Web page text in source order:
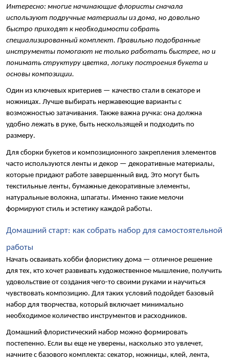
Интересно: многие начинающие флористы сначала
используют подручные материалы из дома, но довольно
быстро приходят к необходимости собрать
специализированный комплект. Правильно подобранные
инструменты помогают не только работать быстрее, но и
понимать структуру цветка, логику построения букета и
основы композиции.
Один из ключевых критериев — качество стали в секаторе и
ножницах. Лучше выбирать нержавеющие варианты с
возможностью затачивания. Также важна ручка: она должна
удобно лежать в руке, быть нескользящей и подходить по
размеру.
Для сборки букетов и композиционного закрепления элементов
часто используются ленты и декор — декоративные материалы,
которые придают работе завершенный вид. Это могут быть
текстильные ленты, бумажные декоративные элементы,
натуральные волокна, шпагаты. Именно такие мелочи
формируют стиль и эстетику каждой работы.
Домашний старт: как собрать набор для самостоятельной
работы
Начать осваивать хобби флористику дома — отличное решение
для тех, кто хочет развивать художественное мышление, получить
удовольствие от создания чего-то своими руками и научиться
чувствовать композицию. Для таких условий подойдет базовый
набор для творчества, который включает минимально
необходимое количество инструментов и расходников.
Домашний флористический набор можно формировать
постепенно. Если вы еще не уверены, насколько это увлечет,
начните с базового комплекта: секатор, ножницы, клей, лента,